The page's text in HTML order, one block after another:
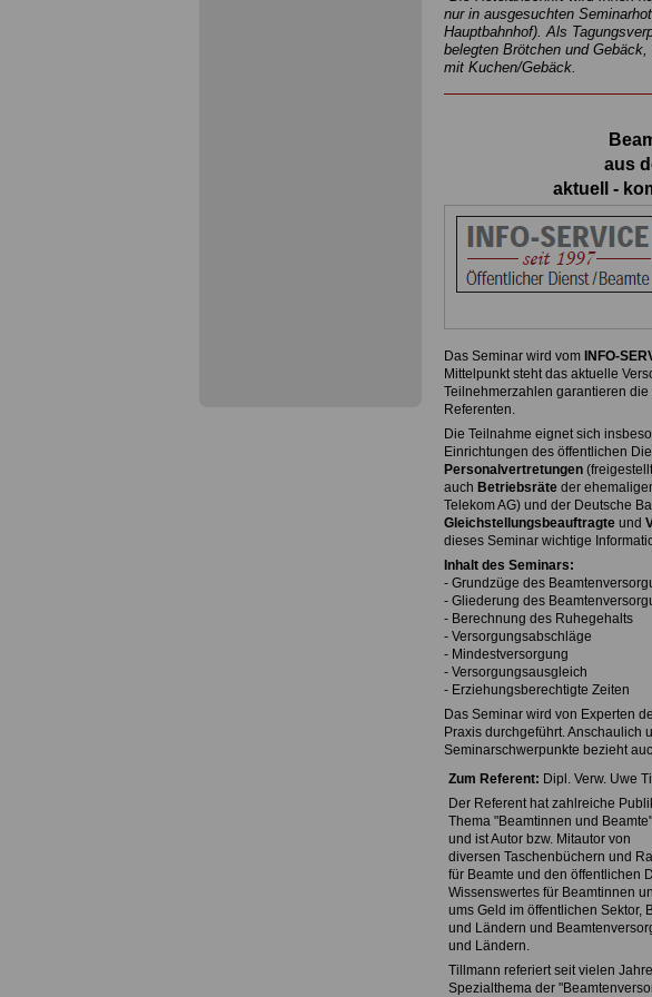
nur in ausgesuchten
Hauptbahnhof). Als
belegten Brötchen und
mit Kuchen/Gebäck.
aus
aktuell -
Das Seminar wird vom INFO-
Mittelpunkt steht das aktuelle
Teilnehmerzahlen garantieren
Referenten.
Die Teilnahme eignet sich
Einrichtungen des öffentlichen
Personalvertretungen
auch Betriebsräte der
Telekom AG) und der Deutsche
Gleichstellungsbeauftragteund
dieses Seminar wichtige
Inhalt des Seminars:
- Grundzüge des
- Gliederung des
- Berechnung des Ruhegehalts
- Versorgungsabschläge
- Mindestversorgung
- Versorgungsausgleich
- Erziehungsberechtigte Zeiten
Das Seminar wird von Experten
Praxis durchgeführt. Anschaulich
Seminarschwerpunkte bezieht
Zum Referent: Dipl. Verw. Uwe
Der Referent hat zahlreiche
Thema "Beamtinnen und
und ist Autor bzw. Mitautor von
diversen Taschenbüchern und
für Beamte und den öffentlichen
Wissenswertes für Beamtinnen
ums Geld im öffentlichen Sektor,
und Ländern und
und Ländern.
Tillmann referiert seit vielen
Spezialthema der